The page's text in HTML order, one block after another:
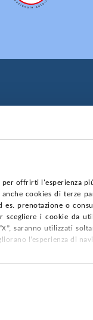
offrirti l'esperienza
anche cookies di terze
prenotazione o
i cookie da
saranno utilizzati
l’esperienza di
POLICY